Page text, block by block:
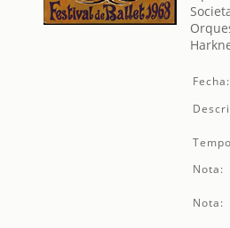
Fecha:
Nota:
Nota: